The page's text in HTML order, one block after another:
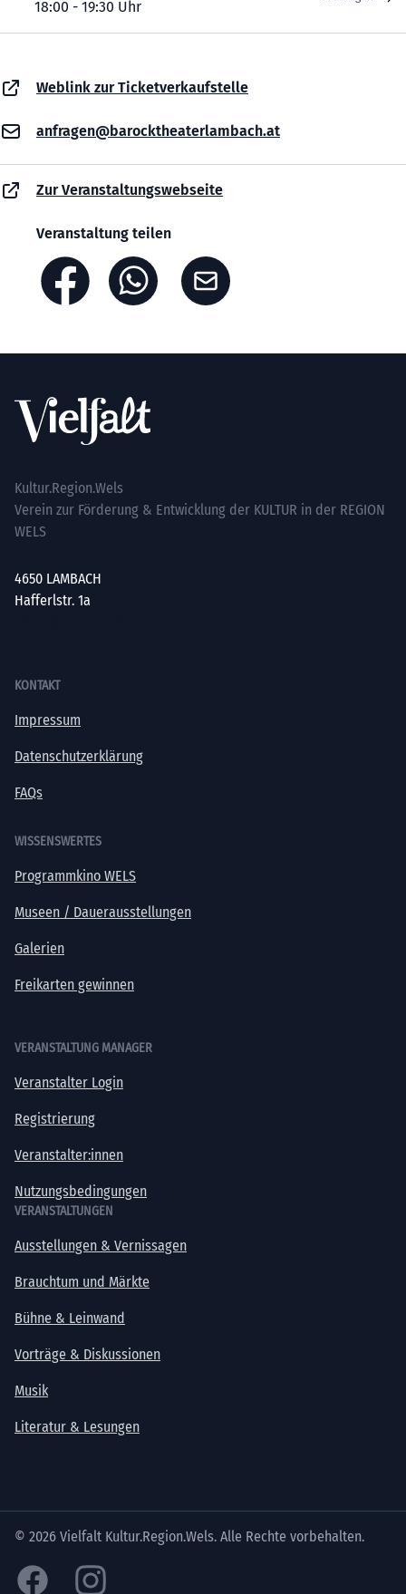
18:00 - 19:30 Uhr
Weblink zur Ticketverkaufstelle
anfragen@barocktheaterlambach.at
Zur Veranstaltungswebseite
Veranstaltung teilen
Kultur.Region.Wels
Verein zur Förderung & Entwicklung der KULTUR in der REGION
WELS
4650 LAMBACH
Hafferlstr. 1a
KONTAKT
Impressum
Datenschutzerklärung
FAQs
WISSENSWERTES
Programmkino WELS
Museen / Dauerausstellungen
Galerien
Freikarten gewinnen
VERANSTALTUNG MANAGER
Veranstalter Login
Registrierung
Veranstalter:innen
Nutzungsbedingungen
VERANSTALTUNGEN
Ausstellungen & Vernissagen
Brauchtum und Märkte
Bühne & Leinwand
Vorträge & Diskussionen
Musik
Literatur & Lesungen
© 2026 Vielfalt Kultur.Region.Wels. Alle Rechte vorbehalten.
Facebook Instagram